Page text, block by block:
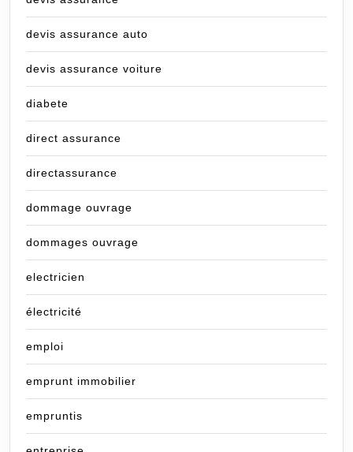
devis assurance auto
devis assurance voiture
diabete
direct assurance
directassurance
dommage ouvrage
dommages ouvrage
electricien
électricité
emploi
emprunt immobilier
empruntis